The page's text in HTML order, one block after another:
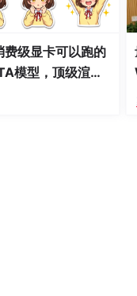
费级显卡可以跑的
模型，顶级渲
图